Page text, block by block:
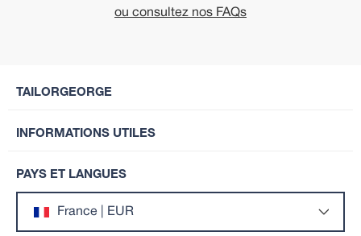
ou consultez nos FAQs
TAILORGEORGE
INFORMATIONS UTILES
PAYS ET LANGUES
France | EUR